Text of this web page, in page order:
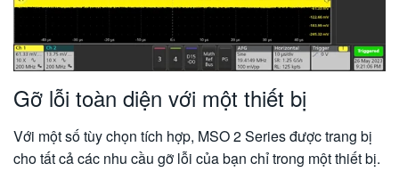
Gỡ lỗi toàn diện với một thiết bị
Với một số tùy chọn tích hợp, MSO 2 Series được trang bị
cho tất cả các nhu cầu gỡ lỗi của bạn chỉ trong một thiết bị.